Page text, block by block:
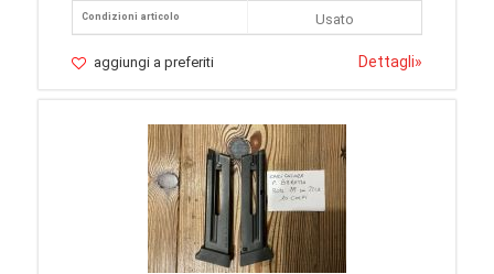
Condizioni articolo
Usato
aggiungi a preferiti Dettagli»